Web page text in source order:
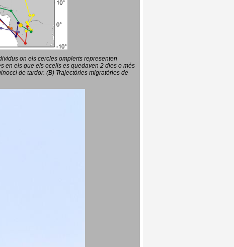
on els cercles omplerts representen
en els que els ocells es quedaven 2 dies o més
de tardor. (B) Trajectòries migratòries de